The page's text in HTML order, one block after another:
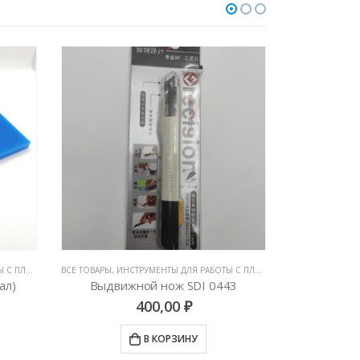
С ПЛЕНКАМИ
,РАКЕЛИ, ВЫГОНКИ И СГОНЫ
ВСЕ ТОВАРЫ, ИНСТРУМЕНТЫ ДЛЯ РАБОТЫ С ПЛЕНКАМИ
Выдвижной нож SDI 0443
400,00 ₽
В КОРЗИНУ